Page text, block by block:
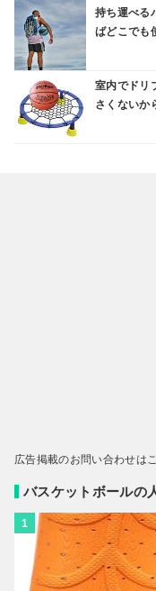
持ち運べる
ばどこでも
室内でドリ
さくないか
広告掲載のお問い合わせは
バスケットボールの
1